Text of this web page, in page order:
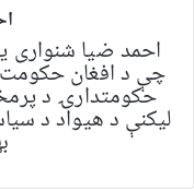
احمد ضیا شنواری
چې د افغان
حکومتدارۍ د
لیکنې د هیواد د